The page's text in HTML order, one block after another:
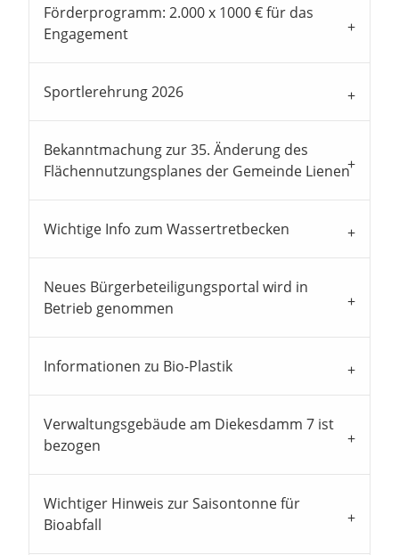
Förderprogramm: 2.000 x 1000 € für das
Engagement
Sportlerehrung 2026
Bekanntmachung zur 35. Änderung des
Flächennutzungsplanes der Gemeinde Lienen
Wichtige Info zum Wassertretbecken
Neues Bürgerbeteiligungsportal wird in
Betrieb genommen
Informationen zu Bio-Plastik
Verwaltungsgebäude am Diekesdamm 7 ist
bezogen
Wichtiger Hinweis zur Saisontonne für
Bioabfall